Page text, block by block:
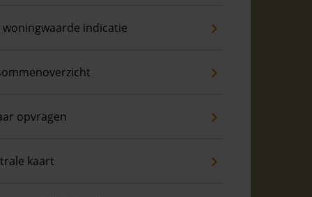
woningwaarde indicatie
opvragen
kaart